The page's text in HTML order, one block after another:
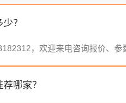
？
，欢迎来电咨询报价、参
哪家？